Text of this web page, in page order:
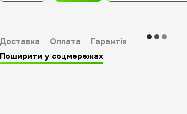
Доставка Оплата
Гарантія
Поширити у соцмережах